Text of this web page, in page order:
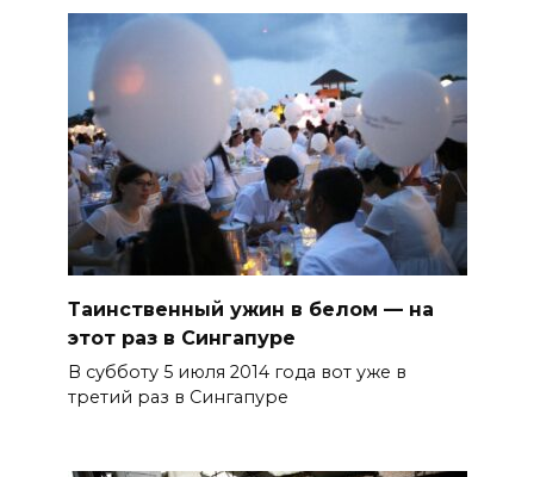
Таинственный ужин в белом — на
этот раз в Сингапуре
В субботу 5 июля 2014 года вот уже в
третий раз в Сингапуре